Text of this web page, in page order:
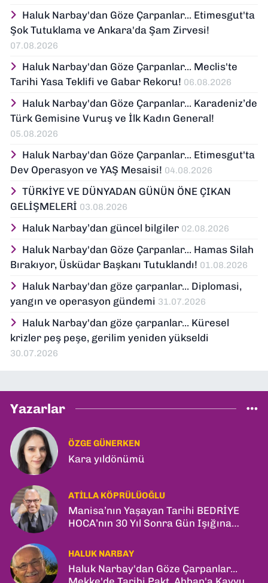
Haluk Narbay'dan Göze Çarpanlar... Etimesgut'ta
Şok Tutuklama ve Ankara'da Şam Zirvesi!
07.08.2026
Haluk Narbay'dan Göze Çarpanlar... Meclis'te
Tarihi Yasa Teklifi ve Gabar Rekoru! 06.08.2026
Haluk Narbay'dan Göze Çarpanlar... Karadeniz’de
Türk Gemisine Vuruş ve İlk Kadın General!
05.08.2026
Haluk Narbay'dan Göze Çarpanlar... Etimesgut'ta
Dev Operasyon ve YAŞ Mesaisi! 04.08.2026
TÜRKİYE VE DÜNYADAN GÜNÜN ÖNE ÇIKAN
GELİŞMELERİ 03.08.2026
Haluk Narbay’dan güncel bilgiler 02.08.2026
Haluk Narbay'dan Göze Çarpanlar... Hamas Silah
Bırakıyor, Üsküdar Başkanı Tutuklandı! 01.08.2026
Haluk Narbay'dan göze çarpanlar... Diplomasi,
yangın ve operasyon gündemi 31.07.2026
Haluk Narbay'dan göze çarpanlar... Küresel
krizler peş peşe, gerilim yeniden yükseldi
30.07.2026
Yazarlar
ÖZGE GÜNERKEN
Kara yıldönümü
ATILLA KÖPRÜLÜOĞLU
Manisa’nın Yaşayan Tarihi BEDRİYE
HOCA’nın 30 Yıl Sonra Gün Işığına
HALUK NARBAY
Haluk Narbay'dan Göze Çarpanlar...